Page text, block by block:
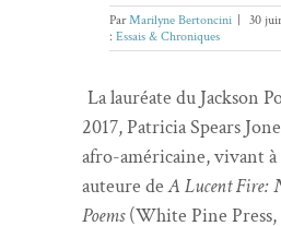
ParMarilyne Bertoncini 30
: Essais & Chroniques
La lau­réate du Jack­son
2017, Patri­cia Spears
afro-améri­caine, vivant
auteure deA Lucent Fire:
Poems(White Pine Press,